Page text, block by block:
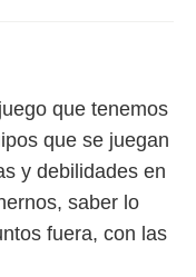
que tenemos
que se juegan
y debilidades en
saber lo
fuera, con las